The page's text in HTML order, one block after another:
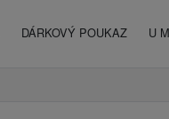
DÁRKOVÝ POUKAZ U